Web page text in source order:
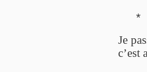
*
Je
c’est